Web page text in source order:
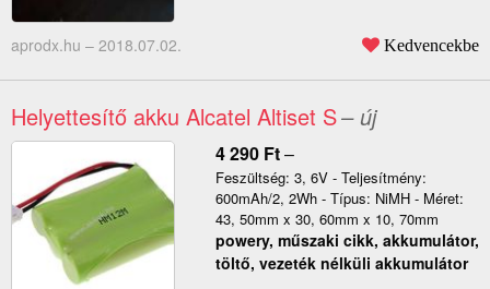
aprodx.hu – 2018.07.02. Kedvencekbe
Helyettesítő akku Alcatel Altiset S– új
4 290 Ft–
Feszültség: 3, 6V - Teljesítmény:
600mAh/2, 2Wh - Típus: NiMH - Méret:
43, 50mm x 30, 60mm x 10, 70mm
powery, műszaki cikk, akkumulátor,
töltő, vezeték nélküli akkumulátor